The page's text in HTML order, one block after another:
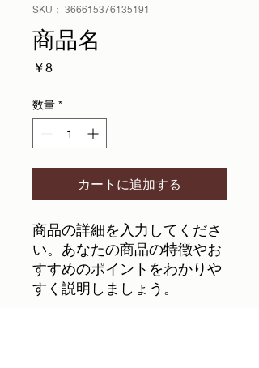
SKU： 366615376135191
商品名
￥8価
数量 *
カートに追加する
商品の詳細を入力してくださ
い。あなたの商品の特徴やお
すすめのポイントをわかりや
すく説明しましょう。